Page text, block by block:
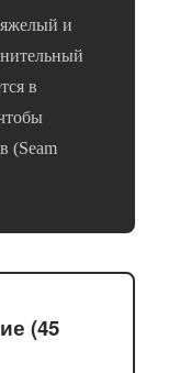
и
в
(Seam
(45